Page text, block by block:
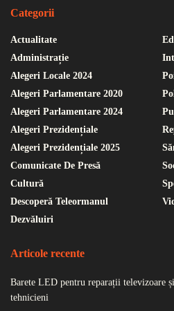
Categorii
Actualitate
Administrație
Alegeri Locale 2024
Alegeri Parlamentare 2020
Alegeri Parlamentare 2024
Alegeri Prezidențiale
Alegeri Prezidențiale 2025
Comunicate De Presă
Cultură
Descoperă Teleormanul
Dezvăluiri
Articole recente
Barete LED pentru reparații televizoare
tehnicieni